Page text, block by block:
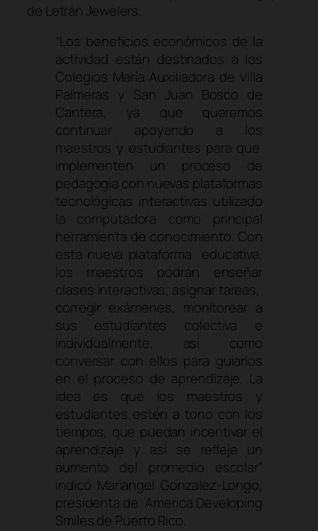
de Letrán Jewelers.
“Los beneficios económicos de la
actividad están destinados a los
Colegios María Auxiliadora de Villa
Palmeras y San Juan Bosco de
Cantera, ya que queremos
continuar apoyando a los
maestros y estudiantes para que
implementen un proceso de
pedagogía con nuevas plataformas
tecnológicas interactivas utilizado
la computadora como principal
herramienta de conocimiento. Con
esta nueva plataforma educativa,
los maestros podrán enseñar
clases interactivas, asignar tareas,
corregir exámenes, monitorear a
sus estudiantes colectiva e
individualmente, así como
conversar con ellos para guiarlos
en el proceso de aprendizaje. La
idea es que los maestros y
estudiantes estén a tono con los
tiempos, que puedan incentivar el
aprendizaje y así se refleje un
aumento del promedio escolar”
indicó Mariangel Gonzalez-Longo,
presidenta de America Developing
Smiles de Puerto Rico.